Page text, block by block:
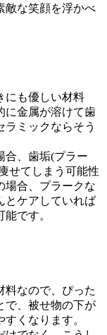
敵な笑顔を浮かべ
にも優しい材料
に金属が溶けて歯
ラミックならそう
合、歯垢(プラー
せてしまう可能性
場合、プラークな
とケアしていれば
です。
料なので、ぴった
で、被せ物の下が
くなります。